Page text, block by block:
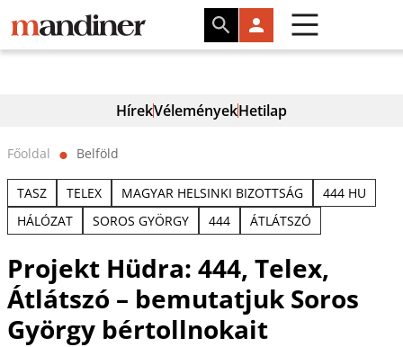
HírekVéleményekHetilap
Főoldal ⬤ Belföld
TASZ TELEX MAGYAR HELSINKI BIZOTTSÁG
444 HU
HÁLÓZAT
SOROS GYÖRGY 444 ÁTLÁTSZÓ
Projekt Hüdra: 444, Telex,
Átlátszó – bemutatjuk Soros
György bértollnokait